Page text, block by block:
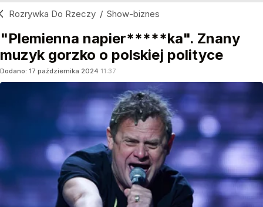
Rozrywka Do Rzeczy / Show-biznes
"Plemienna napier*****ka". Znany
muzyk gorzko o polskiej polityce
Dodano: 17 października 2024 11:37